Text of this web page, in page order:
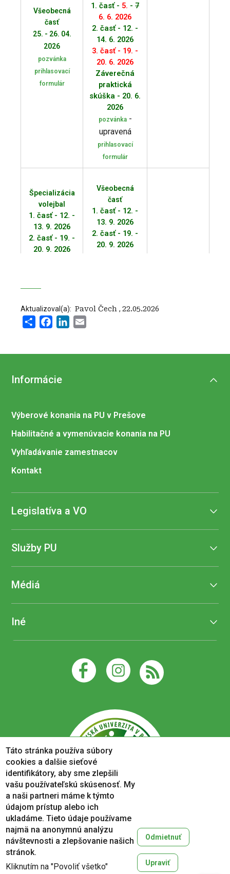
Všeobecná
časť
25. - 26. 04.
2026
pozvánka
prihlasovací
formulár
1. časť - 5. - 7
6. 6. 2026
2. časť - 12. -
14. 6. 2026
3. časť - 19. -
20. 6. 2026
Záverečná
praktická
skúška - 20. 6.
2026
pozvánka-
upravená
prihlasovací
formulár
Špecializácia
volejbal
1. časť - 12. -
13. 9. 2026
2. časť - 19. -
20. 9. 2026
formulár
Všeobecná
časť
1. časť - 12. -
13. 9. 2026
2. časť - 19. -
20. 9. 2026
Všeobecná
časť
formulár
atletika
termín bude
pozvánka
prihlasovací
Aktualizoval(a): ‍ Pavol Čech , 22.05.2026
Share FacebookLinkedIn
Informácie
Výberové konania na PU v Prešove
Habilitačné a vymenúvacie konania na PU
Vyhľadávanie zamestnacov
Kontakt
Legislatíva a VO
Služby PU
Médiá
Iné
Copyright © 2005-2026
Prešovská univerzita v Prešove
Created by
ActivIT
Táto stránka používa súbory
cookies a dalšie sieťové
identifikátory, aby sme zlepšili
vašu používateľskú skúsenosť. My
a naši partneri máme k týmto
údajom prístup alebo ich
ukladáme. Tieto údaje používame
najmä na anonymnú analýzu
návštevnosti a zlepšovanie našich
stránok.
Kliknutím na "Povoliť všetko"
Odmietnuť
Upraviť